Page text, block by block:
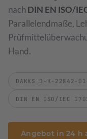
Drehmomentschrauber
Waagen
Software-gestützte
Preisliste 2026
Optische
ZEISS T-SCAN hawk 2 ·
nach DIN EN ISO/
Parallelendmaße,
Hand.
DAKKS D-K-22842-
DIN EN ISO/IEC
Angebot in 24 h